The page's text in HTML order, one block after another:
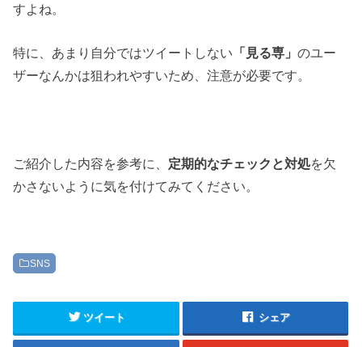
すよね。
特に、あまり自分ではツイートしない 「見る専」のユー
ザーなんかは狙われやすいため、注意が必要です。
ご紹介した内容を参考に、 定期的なチェックと対処を欠
かさないように気を付けてみてください。
SNS
ツイート シェア